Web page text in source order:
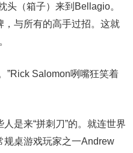
头（箱子）来到Bellagio。
与所有的高手过招。这就
”Rick Salomon咧嘴狂笑着
是来“拼刺刀”的。就连世界
规桌游戏玩家之一Andrew